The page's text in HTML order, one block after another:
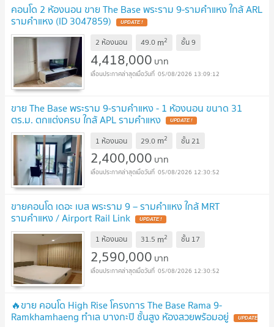
คอนโด 2 ห้องนอน ขาย The Base พระราม 9-รามคำแหง ใกล้ ARL
รามคำแหง (ID 3047859) UPDATE !
2 ห้องนอน 49.0 m2 ชั้น9
4,418,000 บาท
05/08/2026 13:09:12
ขาย The Base พระราม 9-รามคำแหง - 1 ห้องนอน ขนาด 31
ตร.ม. ตกแต่งครบ ใกล้ APL รามคำแหง UPDATE !
1 ห้องนอน 29.0 m2 ชั้น21
2,400,000 บาท
05/08/2026 12:30:52
ขายคอนโด เดอะ เบส พระราม 9 – รามคำแหง ใกล้ MRT
รามคำแหง / Airport Rail Link UPDATE !
1 ห้องนอน 31.5 m2 ชั้น 17
2,590,000 บาท
05/08/2026 12:30:52
🔥ขาย คอนโด High Rise โครงการ The Base Rama 9-
Ramkhamhaeng ทำเล บางกะปิ ชั้นสูง ห้องสวยพร้อมอยู่ UPDATE